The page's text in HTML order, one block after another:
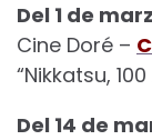
Del 1 de
Cine Doré –
“Nikkatsu,
Del 14 de